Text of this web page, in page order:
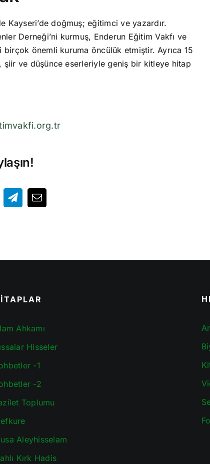
Kayseri’de doğmuş; eğitimci ve yazardır.
Derneği’ni kurmuş, Enderun Eğitim Vakfı ve
birçok önemli kuruma öncülük etmiştir. Ayrıca 15
şiir ve düşünce eserleriyle geniş bir kitleye hitap
Ahkamı
Hisseler
-1
-2
Toplumu
Aleyhisselam
Kırk Hadis